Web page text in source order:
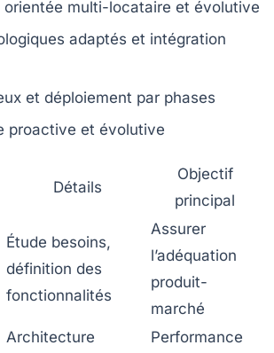
multi-locataire et évolutive
adaptés et intégration
et déploiement par phases
proactive et évolutive
Détails
Objectif
principal
Étude besoins,
définition des
fonctionnalités
Assurer
l’adéquation
produit-
marché
Architecture
Performance